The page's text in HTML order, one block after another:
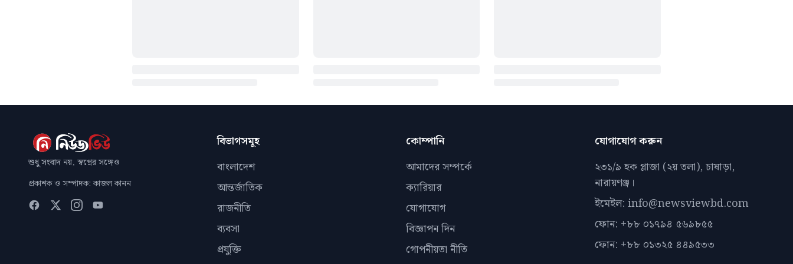
শুধু সংবাদ নয়, স্বপ্নের সঙ্গেও
প্রকাশক ও সম্পাদক: কাজল কানন
বিভাগসমূহ
বাংলাদেশ
আন্তর্জাতিক
রাজনীতি
ব্যবসা
প্রযুক্তি
কোম্পানি
আমাদের সম্পর্কে
ক্যারিয়ার
যোগাযোগ
বিজ্ঞাপন দিন
গোপনীয়তা নীতি
যোগাযোগ করুন
২৩১/৯ হক প্লাজা (২য় তলা), চাষাড়া,
নারায়ণঞ্জ।
ইমেইল: info@newsviewbd.com
ফোন: +৮৮ ০১৭৯৪ ৫৬৯৮৫৫
ফোন: +৮৮ ০১৩২৫ ৪৪৯৫৩৩